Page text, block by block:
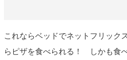
これならベッドでネットフリック
らピザを食べられる！ しかも食